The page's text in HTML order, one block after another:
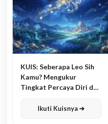
KUIS: Seberapa Leo Sih
Kamu? Mengukur
Tingkat Percaya Diri dan
Ikuti Kuisnya ➔